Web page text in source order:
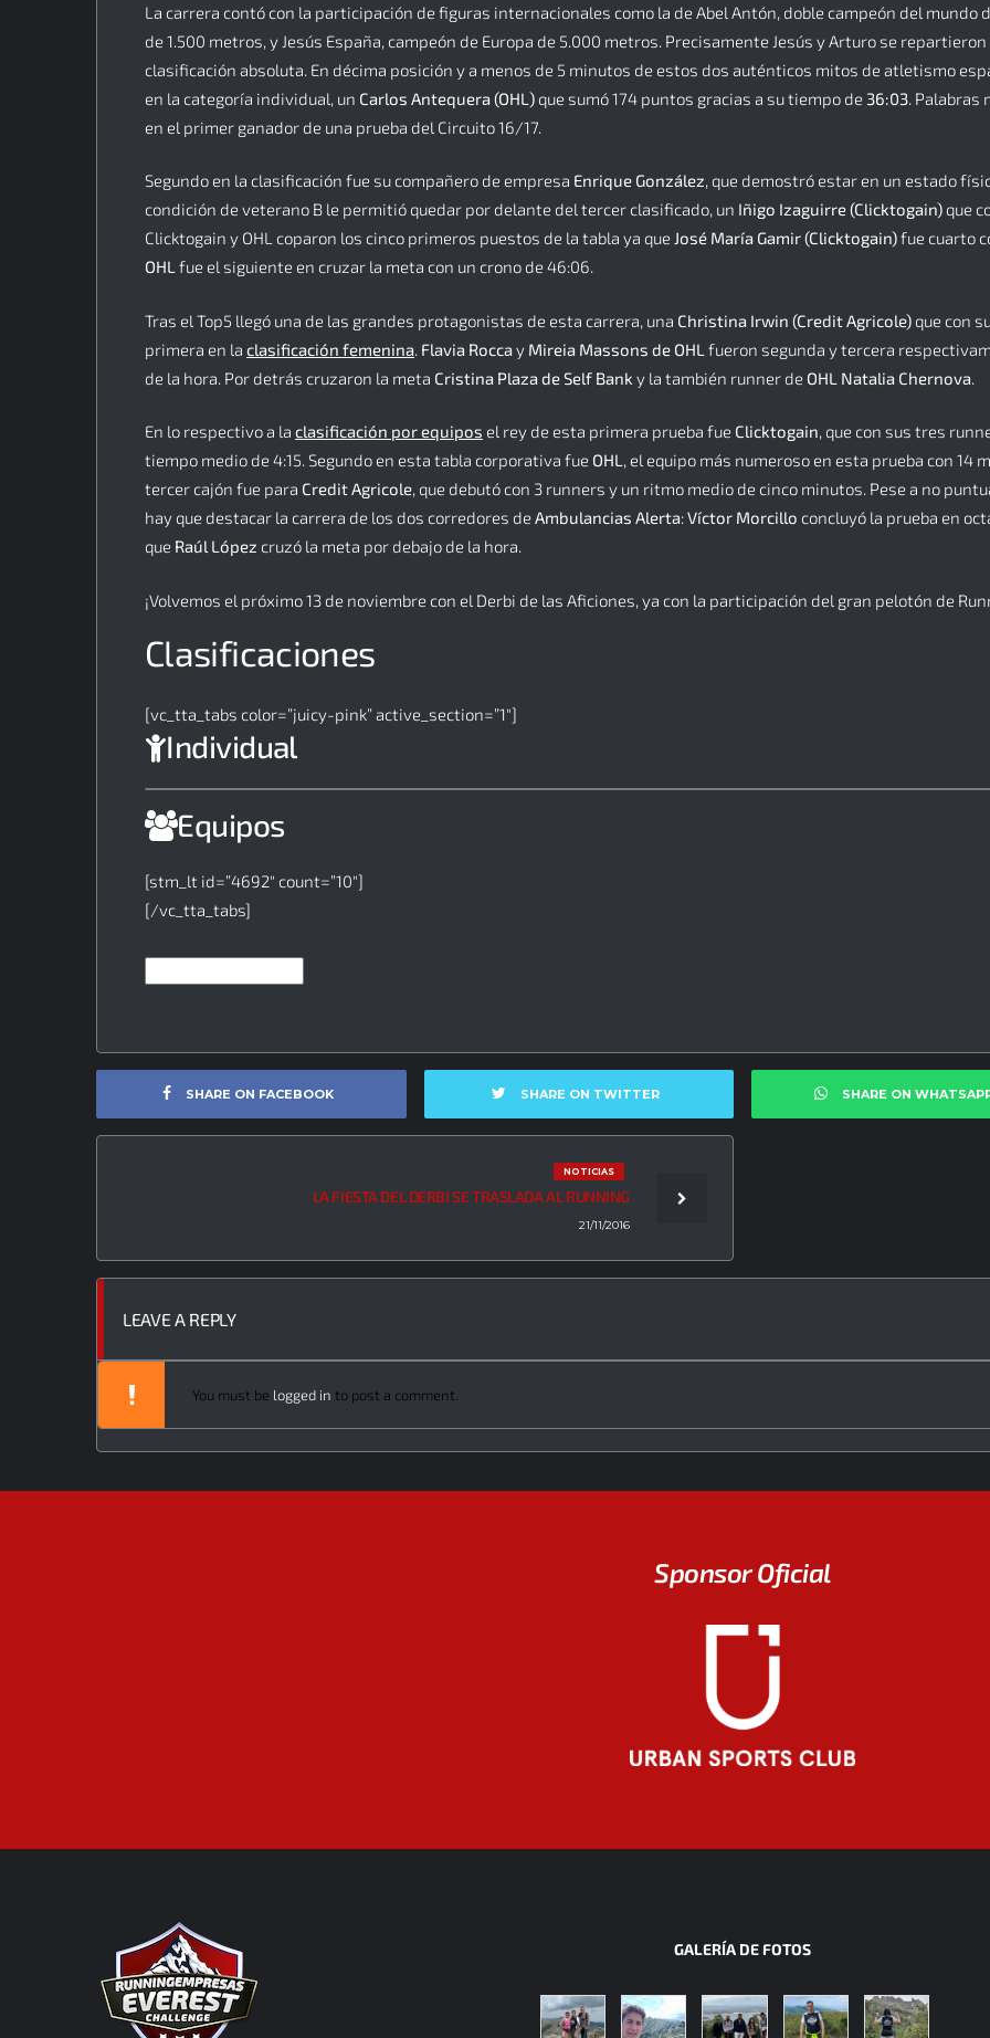
La carrera contó con la participación de figuras internacionales como la de Abel Antón, doble campeón del mundo
de 1.500 metros, y Jesús España, campeón de Europa de 5.000 metros. Precisamente Jesús y Arturo se
clasificación absoluta. En décima posición y a menos de 5 minutos de estos dos auténticos mitos de atletismo
en la categoría individual, un Carlos Antequera (OHL) que sumó 174 puntos gracias a su tiempo de 36:03. Palabras
en el primer ganador de una prueba del Circuito 16/17.
Segundo en la clasificación fue su compañero de empresa Enrique González, que demostró estar en un estado
condición de veterano B le permitió quedar por delante del tercer clasificado, un Iñigo Izaguirre (Clicktogain) que
Clicktogain y OHL coparon los cinco primeros puestos de la tabla ya que José María Gamir (Clicktogain)fue cuarto
OHL fue el siguiente en cruzar la meta con un crono de 46:06.
Tras el Top5 llegó una de las grandes protagonistas de esta carrera, una Christina Irwin (Credit Agricole) que con
primera en la clasificación femenina. Flavia Roccay Mireia Massons de OHL fueron segunda y tercera
de la hora. Por detrás cruzaron la meta Cristina Plaza de Self Bank y la también runner de OHL Natalia Chernova.
En lo respectivo a la clasificación por equipos el rey de esta primera prueba fue Clicktogain, que con sus tres
tiempo medio de 4:15. Segundo en esta tabla corporativa fue OHL , el equipo más numeroso en esta prueba con 14
tercer cajón fue para Credit Agricole, que debutó con 3 runners y un ritmo medio de cinco minutos. Pese a no
hay que destacar la carrera de los dos corredores deAmbulancias Alerta:Víctor Morcillo concluyó la prueba en
que Raúl López cruzó la meta por debajo de la hora.
¡Volvemos el próximo 13 de noviembre con el Derbi de las Aficiones, ya con la participación del gran pelotón de
Clasificaciones
[vc_tta_tabs color=”juicy-pink” active_section=”1″]
Individual
Equipos
[stm_lt id=”4692″ count=”10″]
[/vc_tta_tabs]
SHARE ON FACEBOOK SHARE ON TWITTER SHARE ON
NOTICIAS
LA FIESTA DEL DERBI SE TRASLADA AL RUNNING
21/11/2016
LEAVE A REPLY
You must be logged in to post a comment.
Sponsor Oficial
GALERÍA DE FOTOS